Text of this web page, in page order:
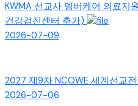
KWMA 선교사 멤버케어 의료지
건강검진센터 추가)
2026-07-09
2027 제9차 NCOWE 세계선교전
2026-07-06